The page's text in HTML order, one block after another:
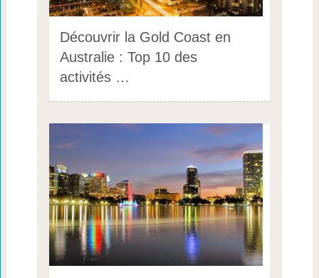
Découvrir la Gold Coast en
Australie : Top 10 des
activités …